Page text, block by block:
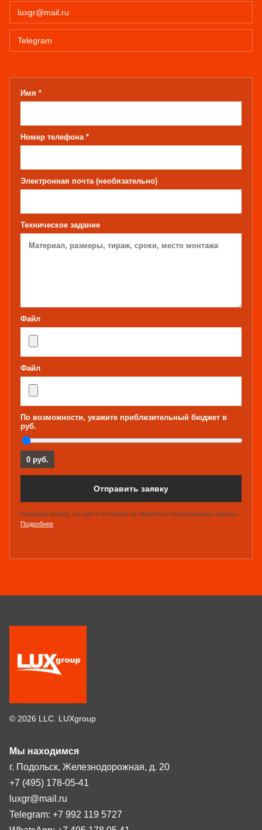
luxgr@mail.ru
Telegram
Имя *
Номер телефона *
Электронная почта (необязательно)
Техническое задание
Файл
Файл
По возможности, укажите приблизительный бюджет в
руб.
0 руб.
Отправить заявку
Нажимая кнопку, вы даете согласие на обработку персональных данных.
Подробнее
© 2026 LLC. LUXgroup
Мы находимся
г. Подольск, Железнодорожная, д. 20
+7 (495) 178-05-41
luxgr@mail.ru
Telegram: +7 992 119 5727